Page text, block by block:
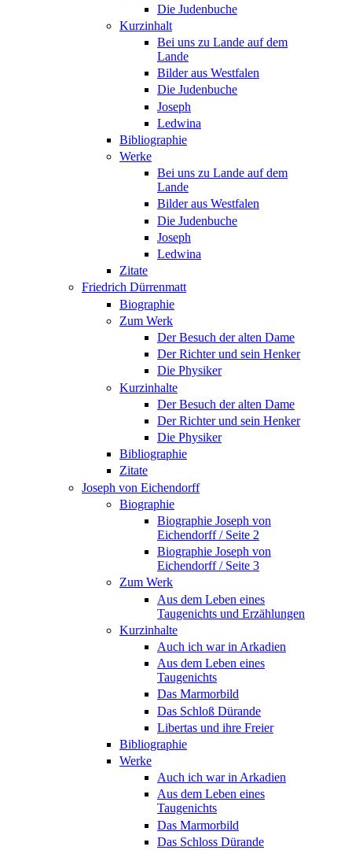
Die Judenbuche
Kurzinhalt
Bei uns zu Lande auf dem
Lande
Bilder aus Westfalen
Die Judenbuche
Joseph
Ledwina
Bibliographie
Werke
Bei uns zu Lande auf dem
Lande
Bilder aus Westfalen
Die Judenbuche
Joseph
Ledwina
Zitate
Friedrich Dürrenmatt
Biographie
Zum Werk
Der Besuch der alten Dame
Der Richter und sein Henker
Die Physiker
Kurzinhalte
Der Besuch der alten Dame
Der Richter und sein Henker
Die Physiker
Bibliographie
Zitate
Joseph von Eichendorff
Biographie
Biographie Joseph von
Eichendorff / Seite 2
Biographie Joseph von
Eichendorff / Seite 3
Zum Werk
Aus dem Leben eines
Taugenichts und Erzählungen
Kurzinhalte
Auch ich war in Arkadien
Aus dem Leben eines
Taugenichts
Das Marmorbild
Das Schloß Dürande
Libertas und ihre Freier
Bibliographie
Werke
Auch ich war in Arkadien
Aus dem Leben eines
Taugenichts
Das Marmorbild
Das Schloss Dürande